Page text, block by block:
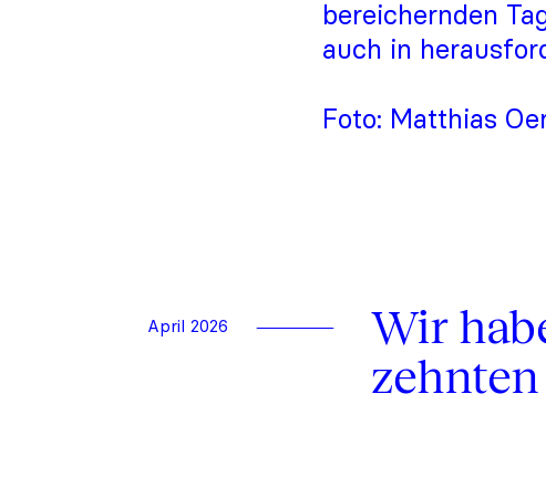
bereichernden
auch in
Foto: Matthias
April 2026
Wir